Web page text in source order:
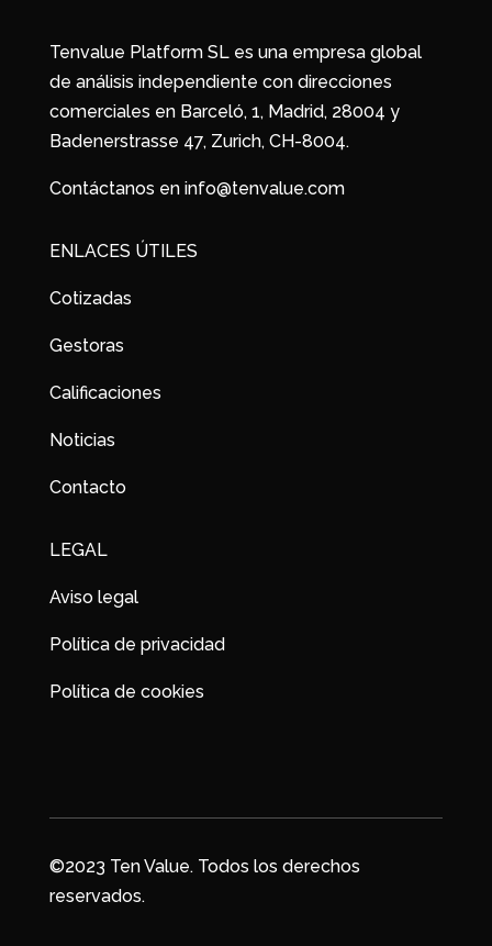
Tenvalue Platform SL es una empresa global
de análisis independiente con direcciones
comerciales en Barceló, 1, Madrid, 28004 y
Badenerstrasse 47, Zurich, CH-8004.
Contáctanos en info@tenvalue.com
ENLACES ÚTILES
Cotizadas
Gestoras
Calificaciones
Noticias
Contacto
LEGAL
Aviso legal
Política de privacidad
Política de cookies
©2023 Ten Value. Todos los derechos
reservados.